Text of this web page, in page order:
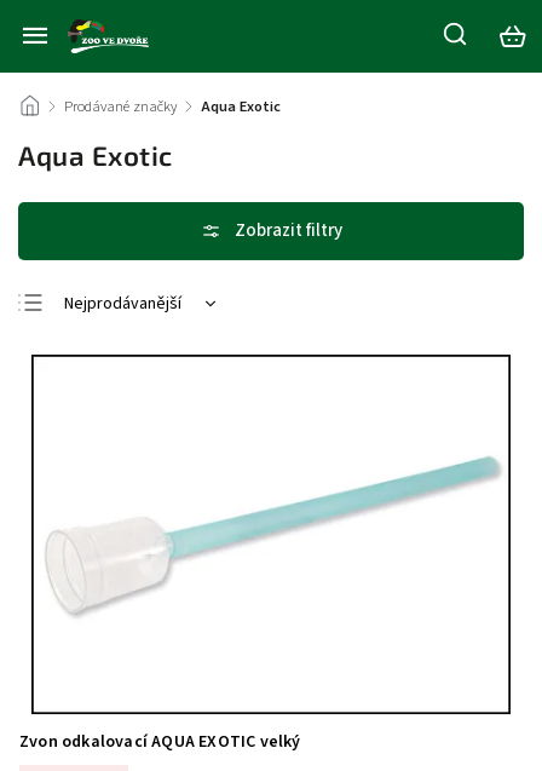
/ Prodávané značky / Aqua Exotic
Aqua Exotic
Nejprodávanější
Zvon odkalovací AQUA EXOTIC velký